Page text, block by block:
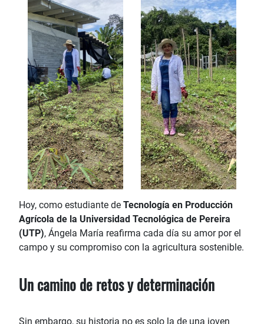
Hoy, como estudiante de Tecnología en Producción
Agrícola de la Universidad Tecnológica de Pereira
(UTP), Ángela María reafirma cada día su amor por el
campo y su compromiso con la agricultura sostenible.
Un camino de retos y determinación
Sin embargo, su historia no es solo la de una joven